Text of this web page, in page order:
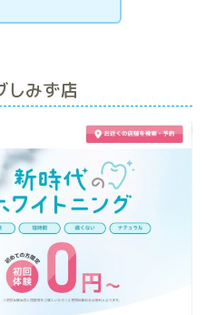
しみず店